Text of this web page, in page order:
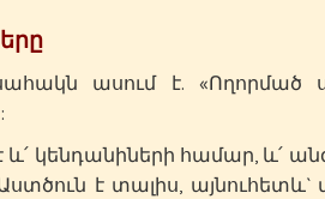
ասում է. «Ողորմած
կենդանիների համար, և՛
է տալիս, այնուհետև`